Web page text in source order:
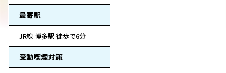
最寄駅
JR線 博多駅 徒歩で6分
受動喫煙対策